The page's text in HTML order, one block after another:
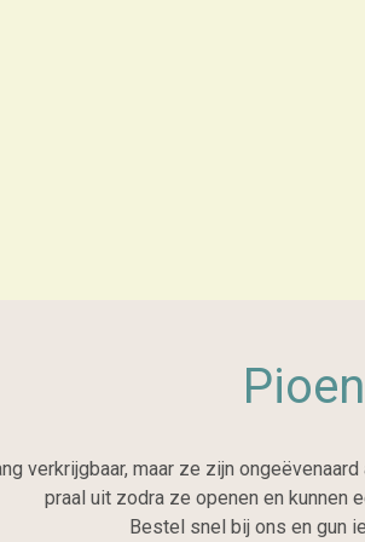
verkrijgbaar, maar ze zijn
praal uit zodra ze openen en kunnen
Bestel snel bij ons en gun